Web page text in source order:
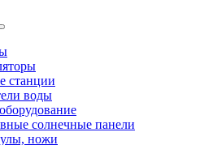
станции
воды
солнечные панели
ножи